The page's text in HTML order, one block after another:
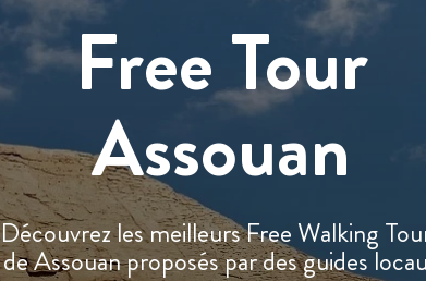
Free Tour
Assouan
Découvrez les meilleurs Free Walking
de Assouan proposés par des guides